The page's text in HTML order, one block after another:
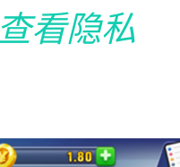
查看隐私